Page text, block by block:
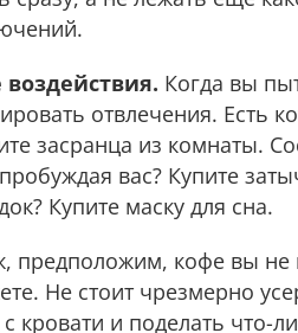
Когда вы
отвлечения. Есть
засранца из комнаты.
вас? Купите
Купите маску для сна.
предположим, кофе вы не
Не стоит чрезмерно
кровати и поделать что-